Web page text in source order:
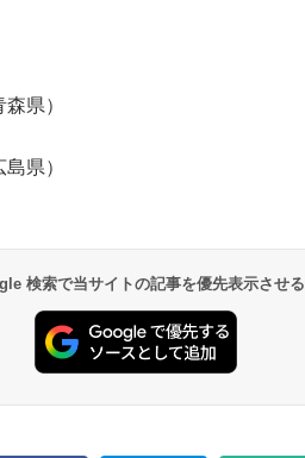
県）
県）
検索で当サイトの記事を優先表示させる